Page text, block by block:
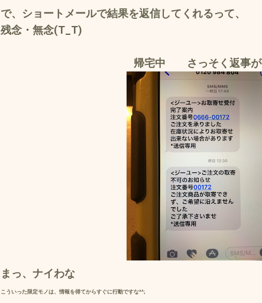
で、ショートメールで結果を返信してくれるって、
残念・無念(T_T)
帰宅中 さっそく返事が
まっ、 ナイわな
こういった限定モノは、情報を得てからすぐに行動ですな^^;